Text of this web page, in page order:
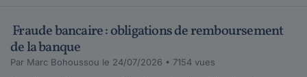
Fraude bancaire : obligations de remboursement
de la banque
Par Marc Bohoussou le 24/07/2026 • 7154 vues